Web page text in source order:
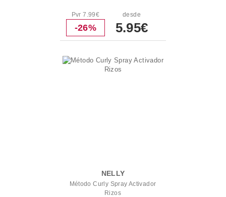
Pvr 7.99€
-26%
desde
5.95€
NELLY
Método Curly Spray Activador
Rizos